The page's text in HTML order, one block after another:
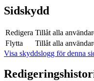
Sidskydd
Redigera Tillåt alla
Flytta
Tillåt alla
Visa skyddslogg för denna